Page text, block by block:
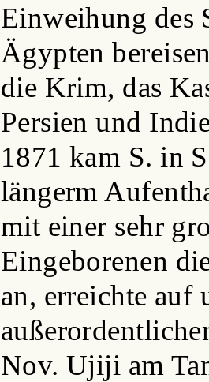
Einweihung des
Ägypten
die Krim, das
Persien und
1871 kam S. in
längerm
mit einer sehr
Eingeborenen
an, erreichte auf
Nov. Ujiji am